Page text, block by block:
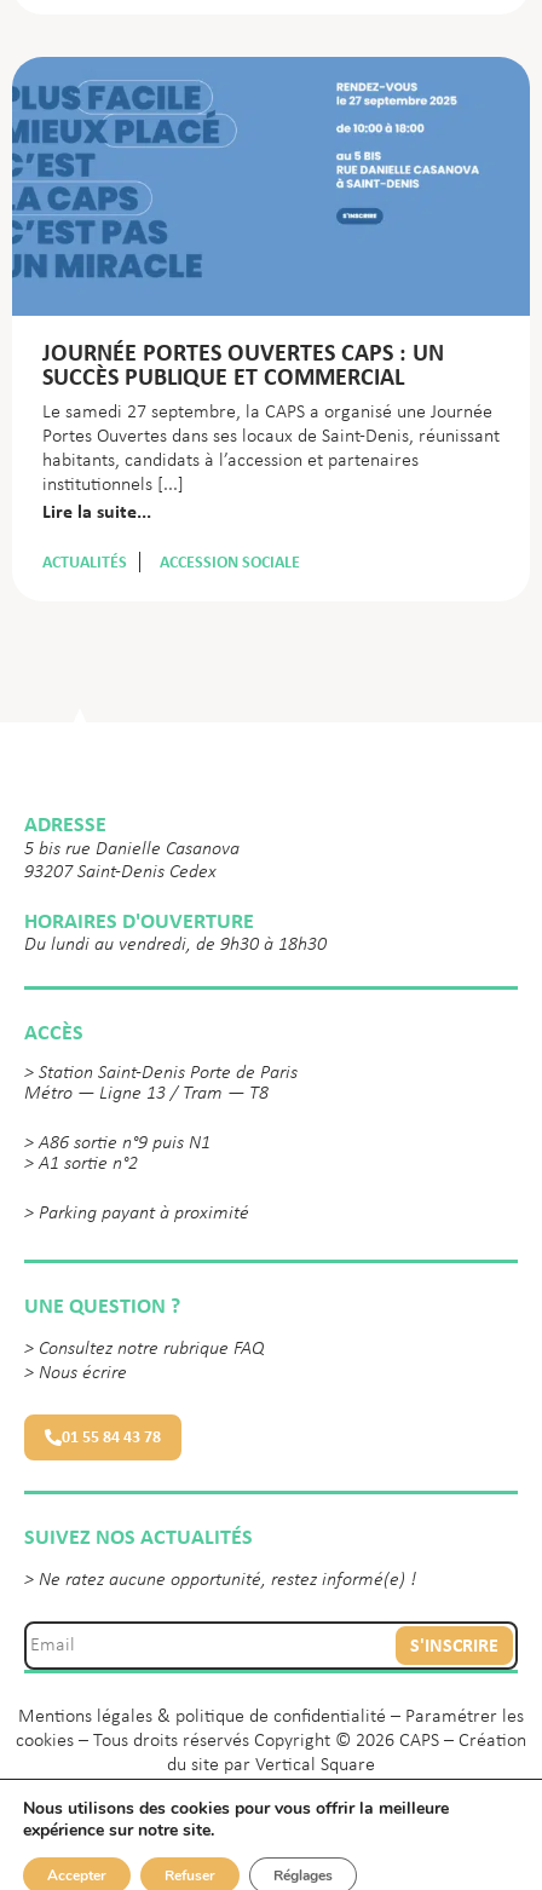
JOURNÉE PORTES OUVERTES CAPS : UN
SUCCÈS PUBLIQUE ET COMMERCIAL
Le samedi 27 septembre, la CAPS a organisé une Journée
Portes Ouvertes dans ses locaux de Saint-Denis, réunissant
habitants, candidats à l’accession et partenaires
institutionnels
Lire la suite...
ACTUALITÉS ACCESSION SOCIALE
ADRESSE
5 bis rue Danielle Casanova
93207 Saint-Denis Cedex
HORAIRES D'OUVERTURE
Du lundi au vendredi, de 9h30 à 18h30
ACCÈS
> Station Saint-Denis Porte de Paris
Métro — Ligne 13 / Tram — T8
> A86 sortie n°9 puis N1
> A1 sortie n°2
> Parking payant à proximité
UNE QUESTION ?
> Consultez notre rubrique FAQ
> Nous écrire
01 55 84 43 78
SUIVEZ NOS ACTUALITÉS
> Ne ratez aucune opportunité, restez informé(e) !
S'INSCRIRE
Mentions légales & politique de confidentialité – Paramétrer les
cookies – Tous droits réservés Copyright © 2026 CAPS – Création
du site par Vertical Square
Nous utilisons des cookies pour vous offrir la meilleure
expérience sur notre site.
Accepter Refuser Réglages